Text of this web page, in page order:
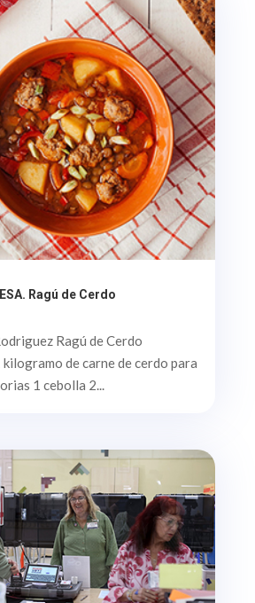
Ragú de Cerdo
Ragú de Cerdo
de carne de cerdo para
1 cebolla 2...